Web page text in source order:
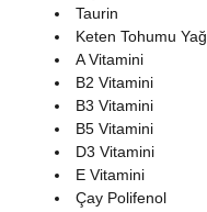
Taurin
Keten Tohumu
A Vitamini
B2 Vitamini
B3 Vitamini
B5 Vitamini
D3 Vitamini
E Vitamini
Çay Polifenol